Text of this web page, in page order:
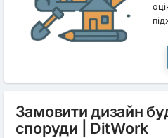
Замовити дизайн
споруди | DitWork